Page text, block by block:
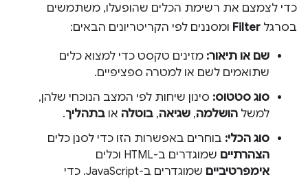
כדי לצמצם את רשימת הכלים שהופעלו, משתמשים
בסרגל Filter ומסננים לפי הקריטריונים הבאים:
שם או תיאור: מזינים טקסט כדי למצוא כלים
שתואמים לשם או למטרה ספציפיים.
סוג סטטוס: סינון שיחות לפי המצב הנוכחי שלהן,
למשל הושלמה, שגיאה, בוטלה או בתהליך.
סוג הכלי: בוחרים באפשרות הזו כדי לסנן כלים
הצהרתיים שמוגדרים ב-HTML וכלים
אימפרטיביים
שמוגדרים ב-JavaScript. כדי